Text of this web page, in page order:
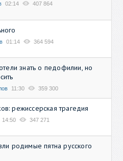
02:14 407 864
01:14 364 594
знать о педофилии, но
11:30 359 300
режиссерская трагедия
14:50 347 271
родимые пятна русского